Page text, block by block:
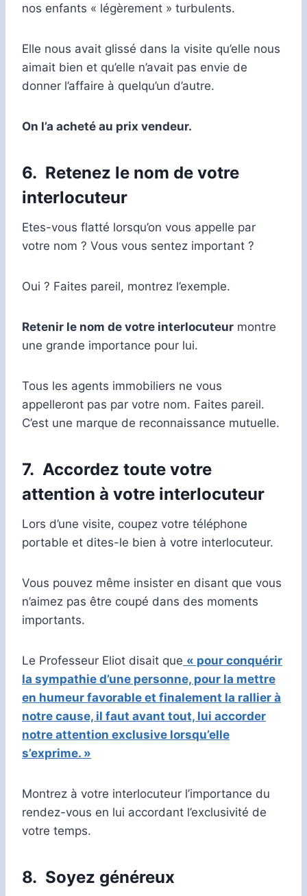
nos enfants « légèrement » turbulents.
Elle nous avait glissé dans la visite qu’elle nous
aimait bien et qu’elle n’avait pas envie de
donner l’affaire à quelqu’un d’autre.
On l’a acheté au prix vendeur.
6. Retenez le nom de votre
interlocuteur
Etes-vous flatté lorsqu’on vous appelle par
votre nom ? Vous vous sentez important ?
Oui ? Faites pareil, montrez l’exemple.
Retenir le nom de votre interlocuteur montre
une grande importance pour lui.
Tous les agents immobiliers ne vous
appelleront pas par votre nom. Faites pareil.
C’est une marque de reconnaissance mutuelle.
7. Accordez toute votre
attention à votre interlocuteur
Lors d’une visite, coupez votre téléphone
portable et dites-le bien à votre interlocuteur.
Vous pouvez même insister en disant que vous
n’aimez pas être coupé dans des moments
importants.
Le Professeur Eliot disait que « pour conquérir
la sympathie d’une personne, pour la mettre
en humeur favorable et finalement la rallier à
notre cause, il faut avant tout, lui accorder
notre attention exclusive lorsqu’elle
s’exprime. »
Montrez à votre interlocuteur l’importance du
rendez-vous en lui accordant l’exclusivité de
votre temps.
8. Soyez généreux